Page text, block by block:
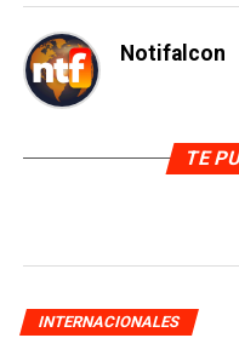
Notifalcon
TE
INTERNACIONALES